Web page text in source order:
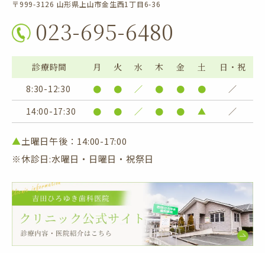
〒999-3126 山形県上山市金生西1丁目6-36
023-695-6480
診療時間 月 火 水 木 金 土
日・祝
8:30-12:30
● ● ／ ● ● ●
／
14:00-17:30
● ● ／ ● ● ▲ ／
▲土曜日午後：14:00-17:00
※休診日:水曜日・日曜日・祝祭日